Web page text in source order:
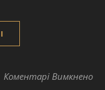
Коментарі Вимкненодо